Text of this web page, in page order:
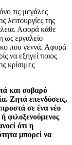
τις μεγάλες
λειτουργίες της
Αφορά κάθε
ως εργαλείο
που γεννά. Αφορά
να εξηγεί ποιος
κρίσιμες
και σοβαρό
Ζητά επενδύσεις,
σε ένα νέο
φιλοξενούμενος
ότι η
μπορεί να